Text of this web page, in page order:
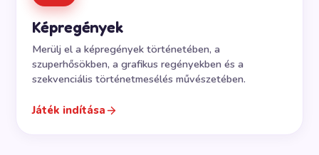
Képregények
Merülj el a képregények történetében, a
szuperhősökben, a grafikus regényekben és a
szekvenciális történetmesélés művészetében.
Játék indítása